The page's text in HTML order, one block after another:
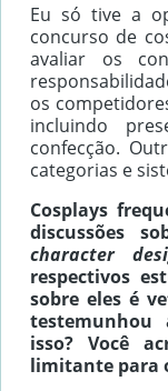
Eu só tive a
concurso de
avaliar os
os
incluindo
confecção.
categorias e
Cosplays
discussões
character
respectivos
sobre eles é
isso? Você
limitante para